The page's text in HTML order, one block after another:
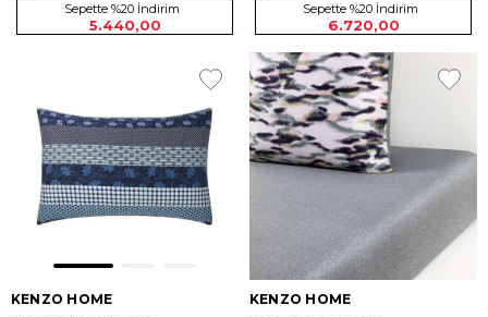
Sepette %20 İndirim
5.440,00
Sepette %20 İndirim
6.720,00
KENZO HOME
KENZO HOME